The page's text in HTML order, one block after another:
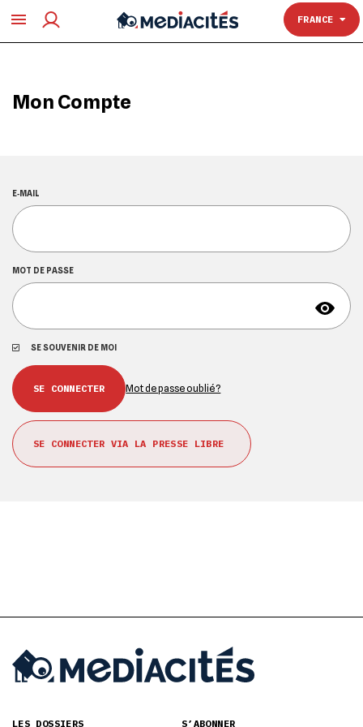
FRANCE
TOULOUSE
Mon Compte
E‑MAIL
MOT DE PASSE
SE SOUVENIR DE MOI
Mot de passe oublié ?
SE CONNECTER VIA LA PRESSE LIBRE
LES DOSSIERS S’ABONNER